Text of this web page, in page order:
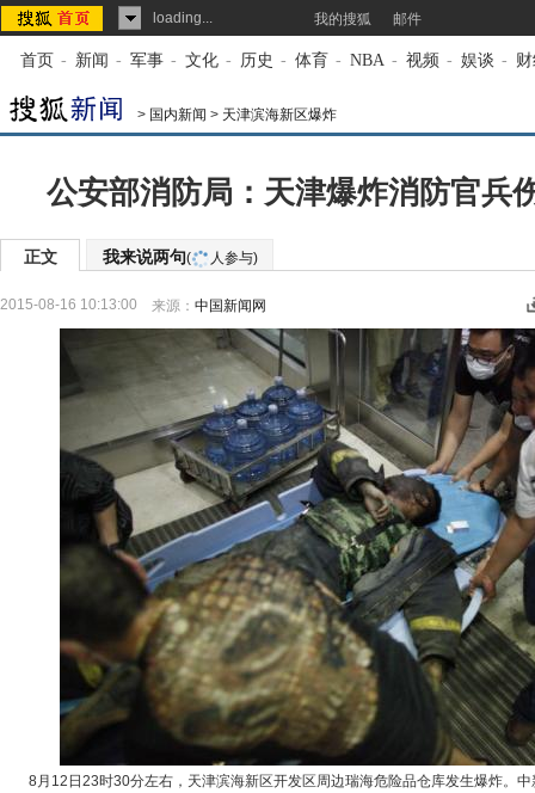
loading... 我的搜狐 邮件
首页 - 新闻 - 军事 - 文化 - 历史 - 体育 - NBA - 视频 - 娱谈 -
> 国内新闻 > 天津滨海新区爆炸
公安部消防局：天津爆炸消防官兵
正文 我来说两句( 人参与)
2015-08-16 10:13:00 来源： 中国新闻网
8月12日23时30分左右，天津滨海新区开发区周边瑞海危险品仓库发生爆炸。中